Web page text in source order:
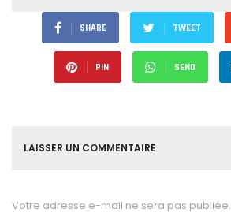
SHARE TWEET
PIN SEND
LAISSER UN COMMENTAIRE
Votre adresse e-mail ne sera pas publiée.